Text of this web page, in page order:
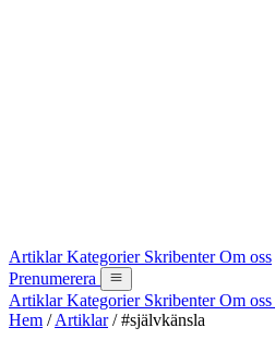
ArtiklarKategorier SkribenterOm oss
Prenumerera
ArtiklarKategorier SkribenterOm oss
Hem / Artiklar / #självkänsla